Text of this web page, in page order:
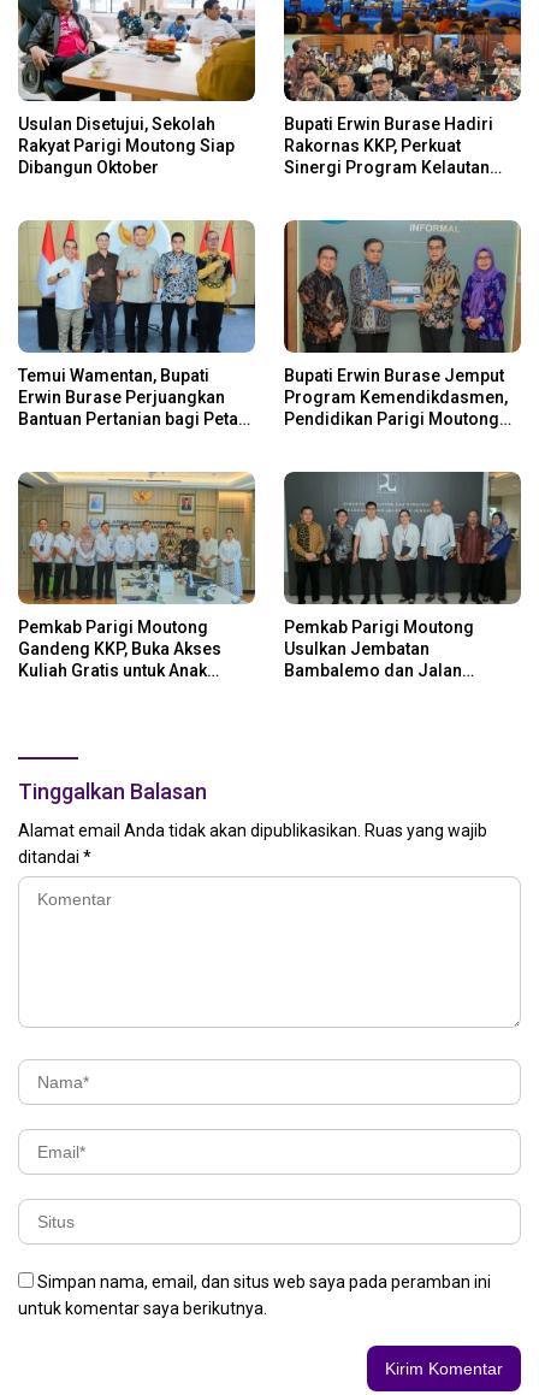
Usulan Disetujui, Sekolah
Rakyat Parigi Moutong Siap
Dibangun Oktober
Bupati Erwin Burase Hadiri
Rakornas KKP, Perkuat
Sinergi Program Kelautan
Temui Wamentan, Bupati
Erwin Burase Perjuangkan
Bantuan Pertanian bagi Petani
Bupati Erwin Burase Jemput
Program Kemendikdasmen,
Pendidikan Parigi Moutong
Pemkab Parigi Moutong
Gandeng KKP, Buka Akses
Kuliah Gratis untuk Anak
Pemkab Parigi Moutong
Usulkan Jembatan
Bambalemo dan Jalan
Tinggalkan Balasan
Alamat email Anda tidak akan dipublikasikan. Ruas yang wajib
ditandai *
Simpan nama, email, dan situs web saya pada peramban ini
untuk komentar saya berikutnya.